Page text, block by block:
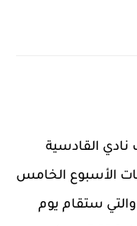
القادسية
الأسبوع الخامس
الكويتي موسم 2025-26، والتي ستقام يوم